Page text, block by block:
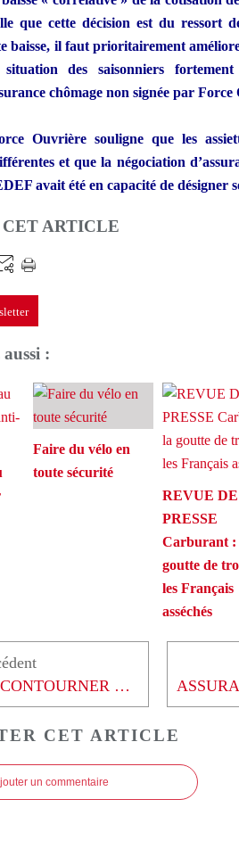
que cette décision est du ressort
baisse, il faut prioritairement
des saisonniers
chômage non signée par
Ouvrière souligne que les
et que la négociation
avait été en capacité de désigner
ARTICLE
:
Faire du vélo en
toute sécurité
REVUE DE
PRESSE
Carburant :
goutte de
les Français
asséchés
COMMENT CONTOURNER LA QUESTION DU POUVOIR D’ACHAT - 300708
CET ARTICLE
un commentaire